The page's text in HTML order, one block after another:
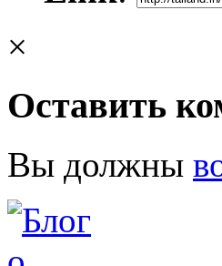
×
Оставить
Вы должны